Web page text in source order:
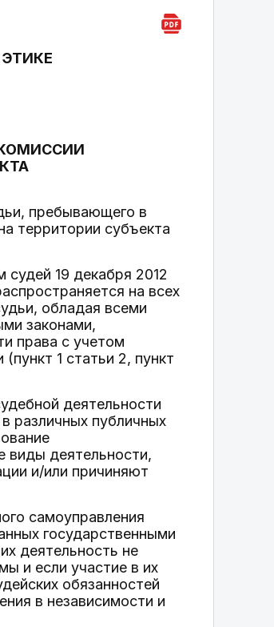
пребывающего в
территории субъекта
19 декабря 2012
на всех
обладая всеми
законами,
права с учетом
1 статьи 2, пункт
деятельности
различных публичных
виды деятельности,
и/или причиняют
самоуправления
государственными
деятельность не
и если участие в их
обязанностей
в независимости и